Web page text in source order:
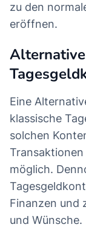
zu den
eröffnen.
Eine
klassische
solchen
möglich.
Finanzen und
und